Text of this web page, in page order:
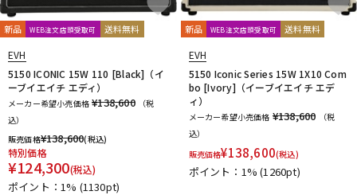
管楽器 その他楽器
アンプ エフェクター
DTM オンライン納品
新品 WEB注文店頭受取可 送料無料
EVH
5150 ICONIC 15W 110 [Black]（イ
ーブイエイチ エディ）
メーカー希望小売価格 ¥138,600
（税
込）
販売価格¥138,600(税込)
特別価格
¥124,300(税込)
ポイント：1% (1130pt)
新品 WEB注文店頭受取可 送料無料
EVH
5150 Iconic Series 15W 1X10 Com
bo [Ivory]（イーブイエイチ エデ
ィ）
メーカー希望小売価格 ¥138,600
（税
込）
販売価格¥138,600(税込)
ポイント：1%(1260pt)